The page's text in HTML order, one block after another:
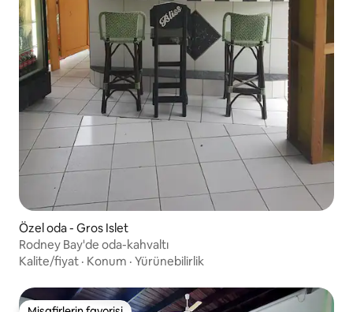
Özel oda - Gros Islet
Rodney Bay'de oda-kahvaltı
Kalite/fiyat · Konum · Yürünebilirlik